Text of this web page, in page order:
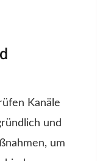
Kanäle
und
um